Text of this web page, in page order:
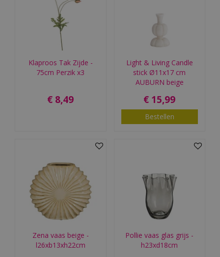
Klaproos Tak Zijde -
75cm Perzik x3
€ 8,49
Light & Living Candle
stick Ø11x17 cm
AUBURN beige
€ 15,99
Bestellen
Zena vaas beige -
l26xb13xh22cm
Pollie vaas glas grijs -
h23xd18cm